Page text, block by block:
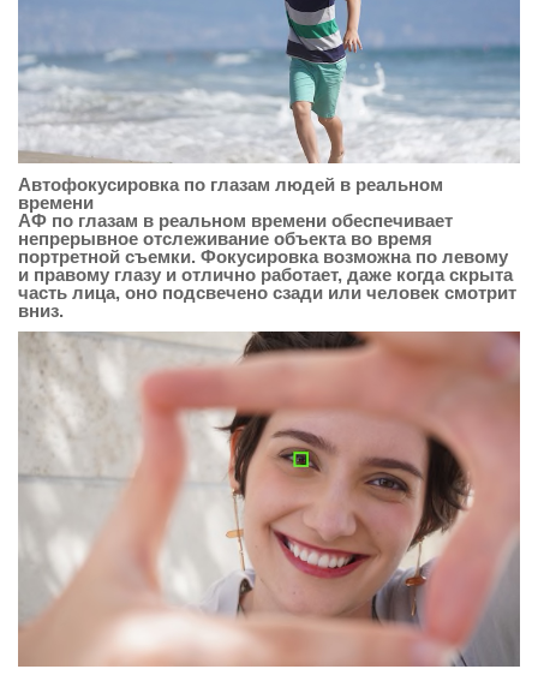
Автофокусировка по глазам людей в реальном
времени
АФ по глазам в реальном времени обеспечивает
непрерывное отслеживание объекта во время
портретной съемки. Фокусировка возможна по левому
и правому глазу и отлично работает, даже когда скрыта
часть лица, оно подсвечено сзади или человек смотрит
вниз.